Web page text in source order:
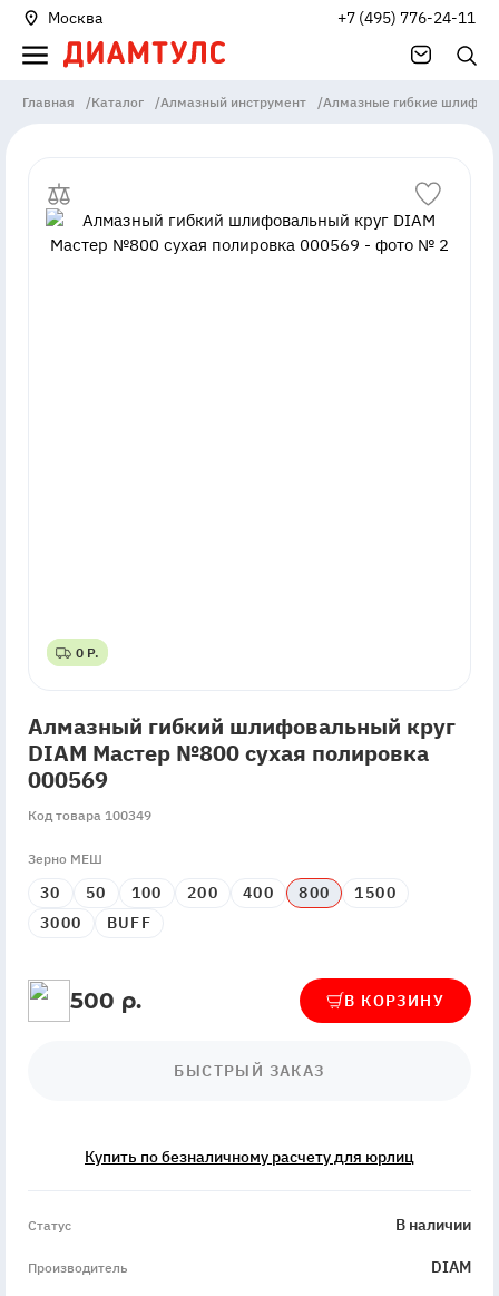
Москва +7 (495) 776-24-11
Главная /Каталог /Алмазный инструмент /Алмазные гибкие
0 Р.
0 Р.
Алмазный гибкий шлифовальный круг
DIAM Мастер №800 сухая полировка
000569
Код товара 100349
Зерно МЕШ
30 50 100 200 400 800
1500
3000
BUFF
500 р. В КОРЗИНУ
БЫСТРЫЙ ЗАКАЗ
Купить по безналичному расчету для юрлиц
Статус В наличии
Производитель DIAM